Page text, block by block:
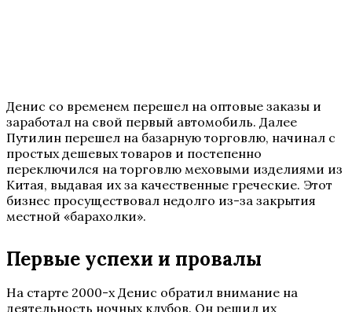
Денис со временем перешел на оптовые заказы и
заработал на свой первый автомобиль. Далее
Путилин перешел на базарную торговлю, начинал с
простых дешевых товаров и постепенно
переключился на торговлю меховыми изделиями из
Китая, выдавая их за качественные греческие. Этот
бизнес просуществовал недолго из-за закрытия
местной «барахолки».
Первые успехи и провалы
На старте 2000-х Денис обратил внимание на
деятельность ночных клубов. Он решил их